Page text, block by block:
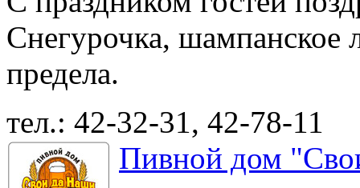
Снегурочка, шампанское
предела.
тел.: 42-32-31, 42-78-11
Пивной дом